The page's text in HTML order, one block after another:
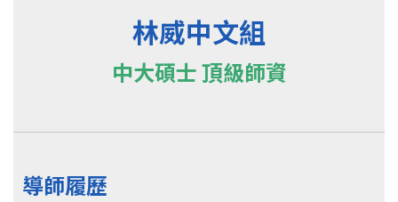
林威中文組
中大碩士 頂級師資
導師履歷